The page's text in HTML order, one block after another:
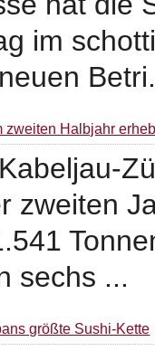
im
zweiten Halbjahr
zweiten
sechs ...
größte Sushi-Kette